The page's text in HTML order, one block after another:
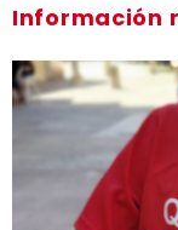
Información